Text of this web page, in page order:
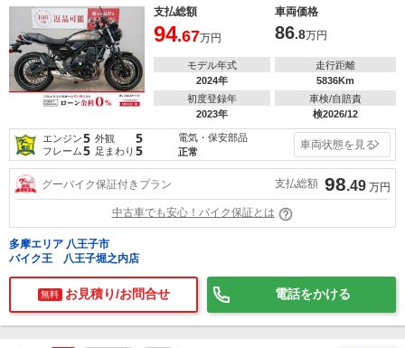
支払総額
車両価格
94.67万円 86.8万円
モデル年式
2024年
走行距離
5836Km
初度登録年
2023年
車検/自賠責
検2026/12
エンジン5 外観 5
フレーム5 足まわり 5
電気・保安部品
正常
車両状態を見る
グーバイク保証付きプラン 支払総額 98.49 万円
中古車でも安心！バイク保証とは
多摩エリア 八王子市
バイク王 八王子堀之内店
無料 お見積り/お問合せ 電話をかける